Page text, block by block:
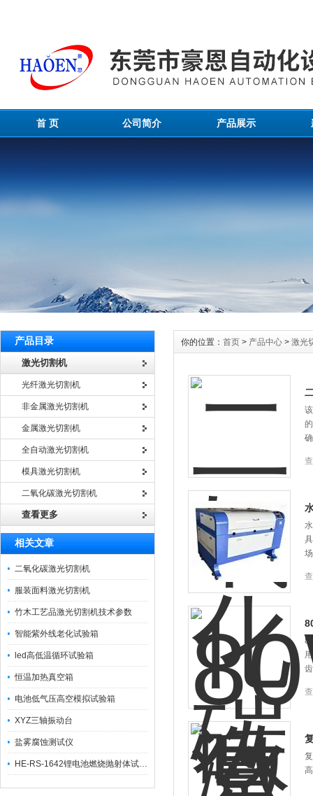
首 页 公司简介 产品展示
产品目录
激光切割机
光纤激光切割机
非金属激光切割机
金属激光切割机
全自动激光切割机
模具激光切割机
二氧化碳激光切割机
查看更多
相关文章
二氧化碳激光切割机
服装面料激光切割机
竹木工艺品激光切割机技术参数
智能紫外线老化试验箱
led高低温循环试验箱
恒温加热真空箱
电池低气压高空模拟试验箱
XYZ三轴振动台
盐雾腐蚀测试仪
HE-RS-1642锂电池燃烧抛射体试验机
你的位置： 首页 > 产品中心 > 激光